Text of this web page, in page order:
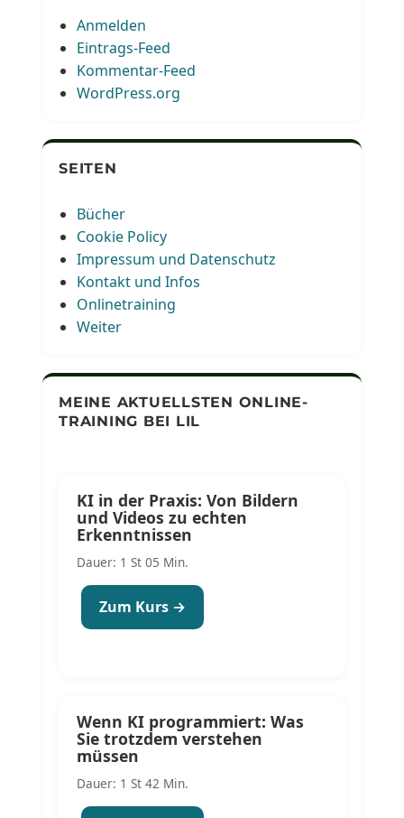
Anmelden
Eintrags-Feed
Kommentar-Feed
WordPress.org
SEITEN
Bücher
Cookie Policy
Impressum und Datenschutz
Kontakt und Infos
Onlinetraining
Weiter
MEINE AKTUELLSTEN ONLINE-
TRAINING BEI LIL
KI in der Praxis: Von Bildern
und Videos zu echten
Erkenntnissen
Dauer: 1 St 05 Min.
Zum Kurs →
Wenn KI programmiert: Was
Sie trotzdem verstehen
müssen
Dauer: 1 St 42 Min.